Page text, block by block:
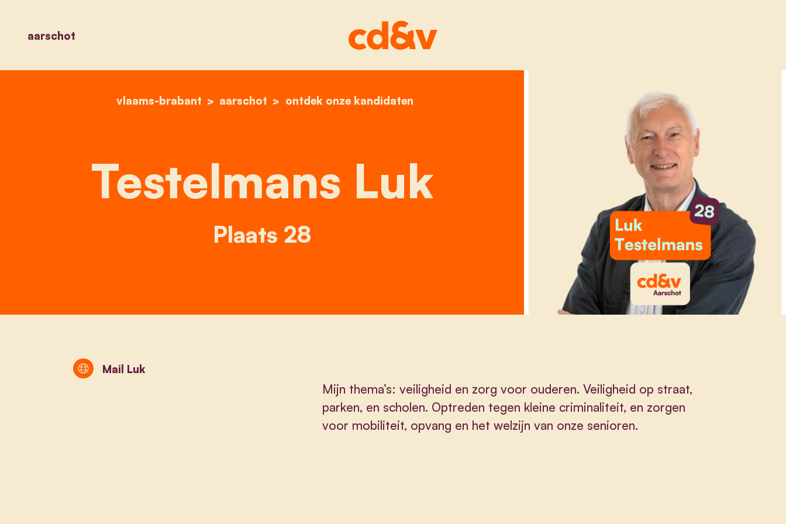
aarschot
home
vlaams-brabant aarschot ontdek onze kandidaten
testelmans luk
Testelmans Luk
Plaats 28
Mijn thema’s: veiligheid en zorg voor ouderen. Veiligheid op straat,
parken, en scholen. Optreden tegen kleine criminaliteit, en zorgen
voor mobiliteit, opvang en het welzijn van onze senioren.
Mail Luk